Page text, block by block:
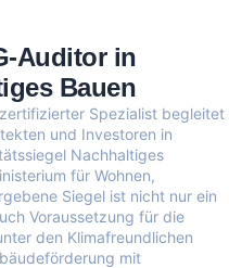
Auditor in
Bauen
Spezialist begleitet
und Investoren in
Nachhaltiges
für Wohnen,
Siegel ist nicht nur ein
Voraussetzung für die
den Klimafreundlichen
mit